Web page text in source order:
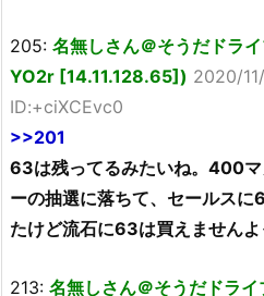
205: 名無しさん＠そうだドラ
YO2r [14.11.128.65]) 2020/
ID:+ciXCEvc0
>>201
63は残ってるみたいね。400
ーの抽選に落ちて、セールス
たけど流石に63は買えませんよ
213: 名無しさん＠そうだドラ